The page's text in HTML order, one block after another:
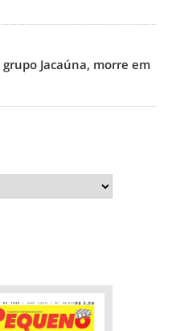
Jacaúna, morre em